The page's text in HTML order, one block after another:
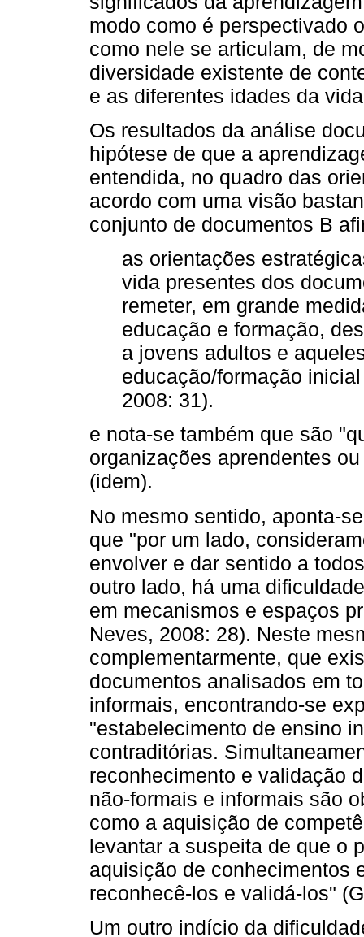
modo como é perspectivado
como nele se articulam, de
diversidade existente de
e as diferentes idades da
Os resultados da análise
hipótese de que a
entendida, no quadro das
acordo com uma visão
conjunto de documentos B
as orientações
vida presentes dos
remeter, em grande
educação e formação,
a jovens adultos e
educação/formação
2008: 31).
e nota-se também que são
organizações aprendentes
(idem).
No mesmo sentido, aponta-
que "por um lado,
envolver e dar sentido a
outro lado, há uma
em mecanismos e espaços
Neves, 2008: 28). Neste
complementarmente, que
documentos analisados em
informais, encontrando-se
"estabelecimento de ensino
contraditórias.
reconhecimento e validação
não-formais e informais são
como a aquisição de
levantar a suspeita de que o
aquisição de conhecimentos
reconhecê-los e validá-los"
Um outro indício da